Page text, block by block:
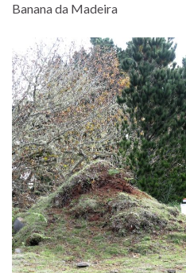
Banana da Madeira